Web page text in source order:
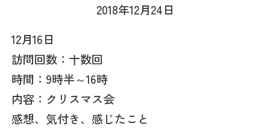
2018年12月24日
12月16日
訪問回数：十数回
時間：9時半～16時
内容：クリスマス会
感想、気付き、感じたこと